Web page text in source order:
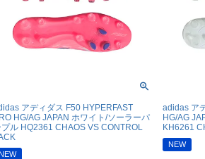
アディダス F50 HYPERFAST
HG/AG JAPAN ホワイト/ソーラーパ
プル HQ2361 CHAOS VS CONTROL
adidas ア
HG/AG
KH6261
NEW